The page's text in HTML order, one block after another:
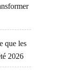
que les
2026